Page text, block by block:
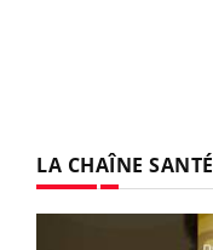
LA CHAÎNE SANTÉ